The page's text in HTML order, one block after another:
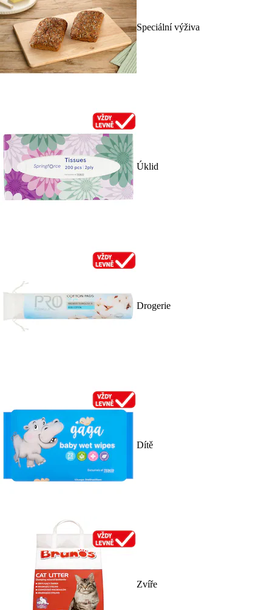
Speciální výživa
Úklid
Drogerie
Dítě
Zvíře